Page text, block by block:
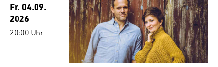
Fr. 04.09.
2026
20:00 Uhr